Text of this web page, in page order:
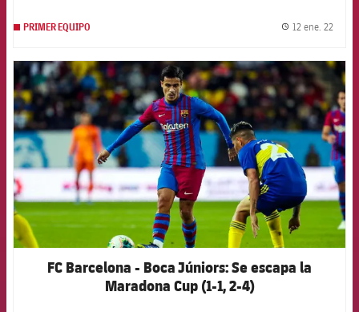
PRIMER EQUIPO 12 ene. 22
FCB Barcelona badge
FC Barcelona - Boca Júniors: Se escapa la
Maradona Cup (1-1, 2-4)